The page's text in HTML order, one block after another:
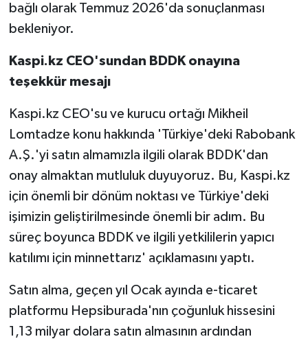
bağlı olarak Temmuz 2026'da sonuçlanması
bekleniyor.
Kaspi.kz CEO'sundan BDDK onayına
teşekkür mesajı
Kaspi.kz CEO'su ve kurucu ortağı Mikheil
Lomtadze konu hakkında 'Türkiye'deki Rabobank
A.Ş.'yi satın almamızla ilgili olarak BDDK'dan
onay almaktan mutluluk duyuyoruz. Bu, Kaspi.kz
için önemli bir dönüm noktası ve Türkiye'deki
işimizin geliştirilmesinde önemli bir adım. Bu
süreç boyunca BDDK ve ilgili yetkililerin yapıcı
katılımı için minnettarız' açıklamasını yaptı.
Satın alma, geçen yıl Ocak ayında e-ticaret
platformu Hepsiburada'nın çoğunluk hissesini
1,13 milyar dolara satın almasının ardından